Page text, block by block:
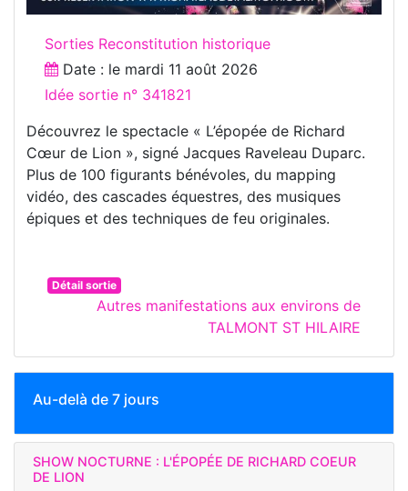
Sorties Reconstitution historique
Date : le mardi 11 août 2026
Idée sortie n° 341821
Découvrez le spectacle « L’épopée de Richard
Cœur de Lion », signé Jacques Raveleau Duparc.
Plus de 100 figurants bénévoles, du mapping
vidéo, des cascades équestres, des musiques
épiques et des techniques de feu originales.
Détail sortie
Autres manifestations aux environs de
TALMONT ST HILAIRE
Au-delà de 7 jours
SHOW NOCTURNE : L'ÉPOPÉE DE RICHARD COEUR
DE LION